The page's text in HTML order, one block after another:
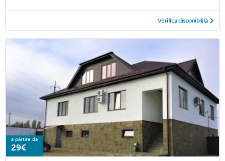
Verifica disponibilità
a partire da
29€